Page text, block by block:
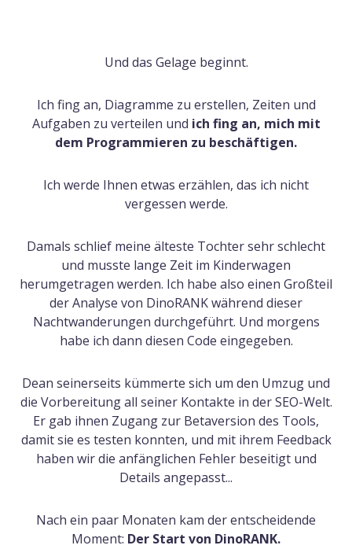
Und das Gelage beginnt.
Ich fing an, Diagramme zu erstellen, Zeiten und
Aufgaben zu verteilen und ich fing an, mich mit
dem Programmieren zu beschäftigen.
Ich werde Ihnen etwas erzählen, das ich nicht
vergessen werde.
Damals schlief meine älteste Tochter sehr schlecht
und musste lange Zeit im Kinderwagen
herumgetragen werden. Ich habe also einen Großteil
der Analyse von DinoRANK während dieser
Nachtwanderungen durchgeführt. Und morgens
habe ich dann diesen Code eingegeben.
Dean seinerseits kümmerte sich um den Umzug und
die Vorbereitung all seiner Kontakte in der SEO-Welt.
Er gab ihnen Zugang zur Betaversion des Tools,
damit sie es testen konnten, und mit ihrem Feedback
haben wir die anfänglichen Fehler beseitigt und
Details angepasst...
Nach ein paar Monaten kam der entscheidende
Moment: Der Start von DinoRANK.